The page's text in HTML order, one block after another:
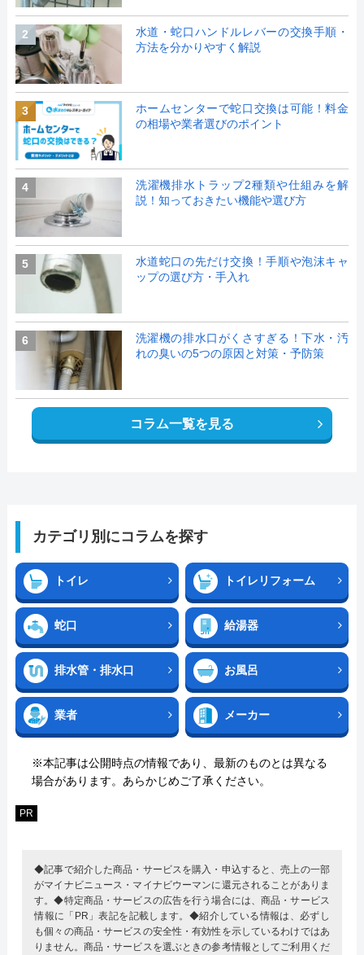
2
水道・蛇口ハンドルレバーの交換手順・
方法を分かりやすく解説
3
ホームセンターで蛇口交換は可能！料金
の相場や業者選びのポイント
4
洗濯機排水トラップ2種類や仕組みを解
説！知っておきたい機能や選び方
5
水道蛇口の先だけ交換！手順や泡沫キャ
ップの選び方・手入れ
6
洗濯機の排水口がくさすぎる！下水・汚
れの臭いの5つの原因と対策・予防策
コラム一覧を見る
カテゴリ別にコラムを探す
トイレ トイレリフォーム
蛇口 給湯器
排水管・排水口 お風呂
業者 メーカー
※本記事は公開時点の情報であり、最新のものとは異なる
場合があります。あらかじめご了承ください。
PR
◆記事で紹介した商品・サービスを購入・申込すると、売上の一部
がマイナビニュース・マイナビウーマンに還元されることがありま
す。◆特定商品・サービスの広告を行う場合には、商品・サービス
情報に「PR」表記を記載します。◆紹介している情報は、必ずし
も個々の商品・サービスの安全性・有効性を示しているわけではあ
りません。商品・サービスを選ぶときの参考情報としてご利用くだ